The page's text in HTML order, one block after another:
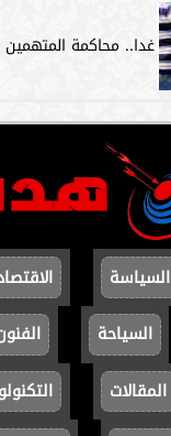
غدا.. محاكمة
السياسة
السياحة
المقالات